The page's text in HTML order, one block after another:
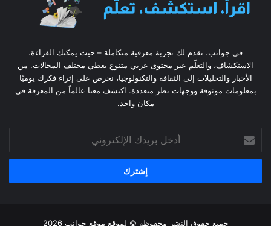
في جوانب، نقدم لك تجربة معرفية متكاملة – حيث يمكنك القراءة،
الاستكشاف، والتعلّم عبر محتوى عربي متنوع يغطي مختلف المجالات. من
الأخبار والتحليلات إلى الثقافة والتكنولوجيا، نحرص على إثراء فكرك يوميًا
بمعلومات موثوقة ووجهات نظر متعددة. اكتشف معنا عالماً من المعرفة في
مكان واحد.
بريدك
الإلكتروني
جميع حقوق النشر محفوظة © لموقع موقع جوانب 2026